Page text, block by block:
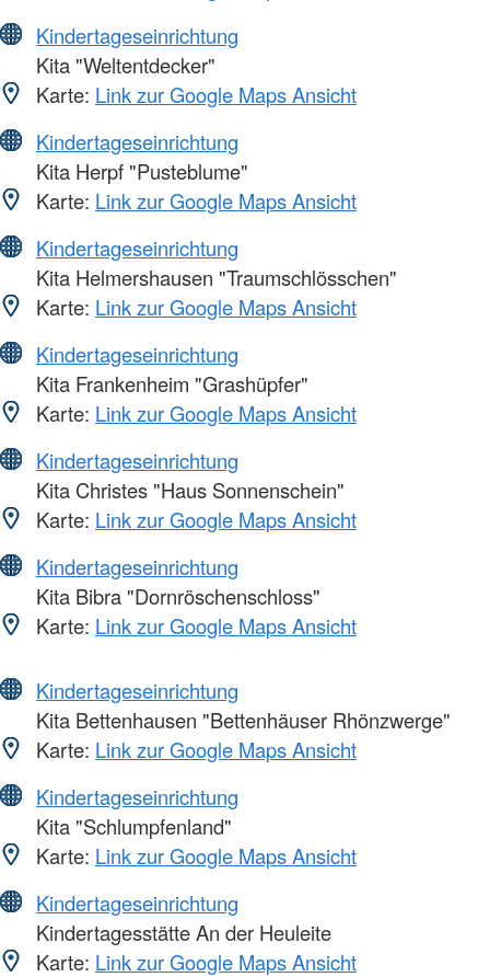
Kindertageseinrichtung
Kita "Weltentdecker"
Karte: Link zur Google Maps Ansicht
Kindertageseinrichtung
Kita Herpf "Pusteblume"
Karte: Link zur Google Maps Ansicht
Kindertageseinrichtung
Kita Helmershausen "Traumschlösschen"
Karte: Link zur Google Maps Ansicht
Kindertageseinrichtung
Kita Frankenheim "Grashüpfer"
Karte: Link zur Google Maps Ansicht
Kindertageseinrichtung
Kita Christes "Haus Sonnenschein"
Karte: Link zur Google Maps Ansicht
Kindertageseinrichtung
Kita Bibra "Dornröschenschloss"
Karte: Link zur Google Maps Ansicht
Kindertageseinrichtung
Kita Bettenhausen "Bettenhäuser Rhönzwerge"
Karte: Link zur Google Maps Ansicht
Kindertageseinrichtung
Kita "Schlumpfenland"
Karte: Link zur Google Maps Ansicht
Kindertageseinrichtung
Kindertagesstätte An der Heuleite
Karte: Link zur Google Maps Ansicht